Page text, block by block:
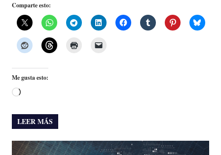
Comparte esto:
Me gusta esto:
Cargando...
LEER MÁS